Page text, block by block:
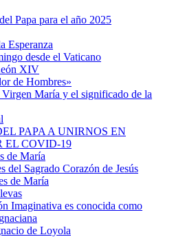
Papa para el año 2025
Esperanza
desde el Vaticano
XIV
de Hombres»
María y el significado de la
PAPA A UNIRNOS EN
EL COVID-19
de María
del Sagrado Corazón de Jesús
de María
Imaginativa es conocida como
de Loyola